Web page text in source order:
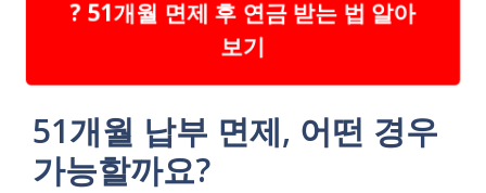
? 51개월 면제 후 연금 받는 법 알아
보기
51개월 납부 면제, 어떤 경우
가능할까요?